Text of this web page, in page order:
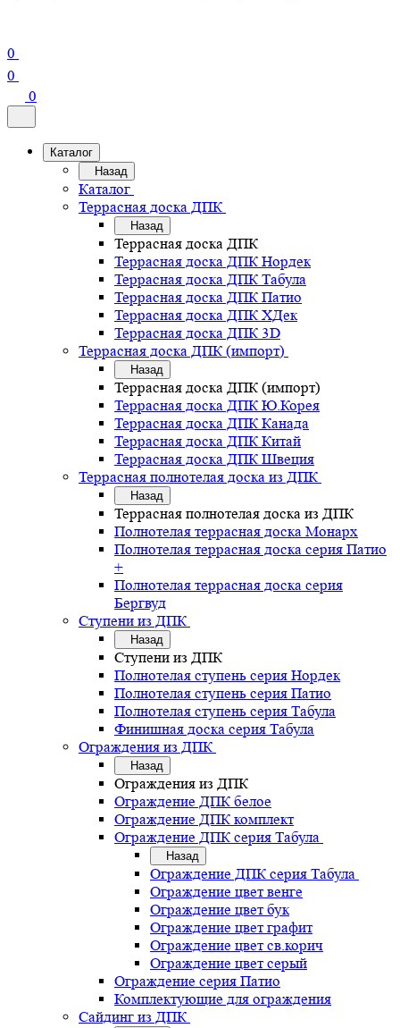
0
0
0
Каталог
Назад
Каталог
Террасная доска ДПК
Назад
Террасная доска ДПК
Террасная доска ДПК Нордек
Террасная доска ДПК Табула
Террасная доска ДПК Патио
Террасная доска ДПК ХДек
Террасная доска ДПК 3D
Террасная доска ДПК (импорт)
Назад
Террасная доска ДПК (импорт)
Террасная доска ДПК Ю.Корея
Террасная доска ДПК Канада
Террасная доска ДПК Китай
Террасная доска ДПК Швеция
Террасная полнотелая доска из ДПК
Назад
Террасная полнотелая доска из ДПК
Полнотелая террасная доска Монарх
Полнотелая террасная доска серия Патио
+
Полнотелая террасная доска серия
Бергвуд
Ступени из ДПК
Назад
Ступени из ДПК
Полнотелая ступень серия Нордек
Полнотелая ступень серия Патио
Полнотелая ступень серия Табула
Финишная доска серия Табула
Ограждения из ДПК
Назад
Ограждения из ДПК
Ограждение ДПК белое
Ограждение ДПК комплект
Ограждение ДПК серия Табула
Назад
Ограждение ДПК серия Табула
Ограждение цвет венге
Ограждение цвет бук
Ограждение цвет графит
Ограждение цвет св.корич
Ограждение цвет серый
Ограждение серия Патио
Комплектующие для ограждения
Сайдинг из ДПК